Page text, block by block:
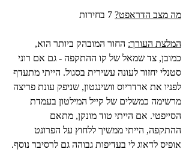
מה מצב הדראפט?
המלצת העורך: החור המובהק ביותר הוא,
כמובן, צד שמאל של קו ההתקפה - גם אם רוני
סטנלי יחזור לעונה עשירית בסגול. הייתי מתעדף
לפניו את ארדריוס וושינגטון, שניפק עונת פריצה
מרשימה כמשלים של קייל המילטון בעמדת
הסייפטי. אם הייתי טוד מונקן, מתאם
ההתקפה, הייתי ממשיך ללחוץ על הפרונט
אופיס לדאוג לי בעדיפות גבוהה גם לרסיבר נוסף.